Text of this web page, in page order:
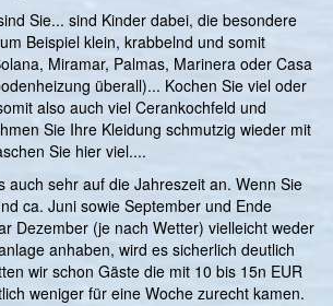
Sie... sind Kinder dabei, die besondere
Beispiel klein, krabbelnd und somit
Miramar, Palmas, Marinera oder Casa
überall)... Kochen Sie viel oder
also auch viel Cerankochfeld und
Sie Ihre Kleidung schmutzig wieder mit
Sie hier viel....
auch sehr auf die Jahreszeit an. Wenn Sie
ca. Juni sowie September und Ende
Dezember (je nach Wetter) vielleicht weder
anhaben, wird es sicherlich deutlich
wir schon Gäste die mit 10 bis 15n EUR
weniger für eine Woche zurecht kamen.